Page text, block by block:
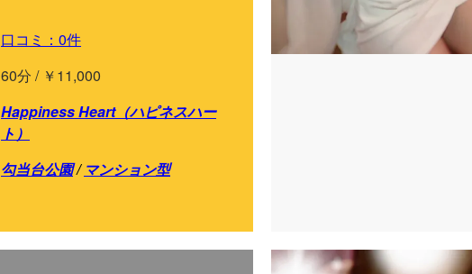
口コミ：0件
60分 / ￥11,000
Happiness Heart（ハピネスハー
ト）
勾当台公園/ マンション型